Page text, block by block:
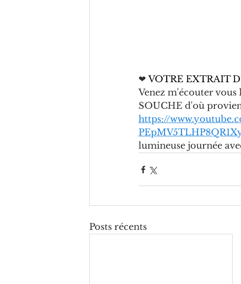
❤ VOTRE EXTRAIT
Venez m'écouter
SOUCHE d'où
https://
lumineuse journée
Posts récents